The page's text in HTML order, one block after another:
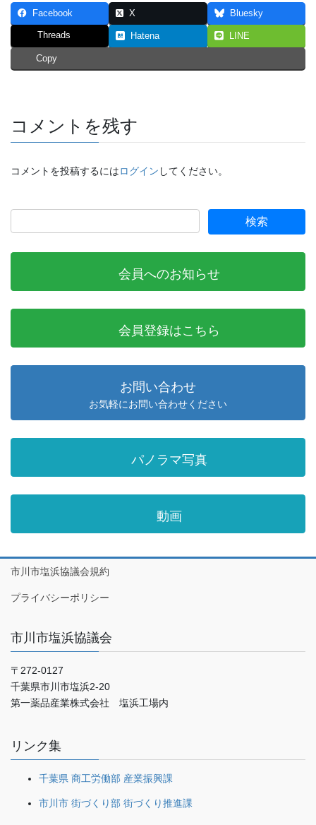
Facebook X Bluesky
Threads Hatena LINE
Copy
コメントを残す
コメントを投稿するにはログイン してください。
会員へのお知らせ
会員登録はこちら
お問い合わせ
お気軽にお問い合わせください
パノラマ写真
動画
市川市塩浜協議会規約
プライバシーポリシー
市川市塩浜協議会
〒272-0127
千葉県市川市塩浜2-20
第一薬品産業株式会社 塩浜工場内
リンク集
千葉県 商工労働部 産業振興課
市川市 街づくり部 街づくり推進課